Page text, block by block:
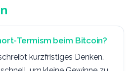
Termism beim Bitcoin?
kurzfristiges Denken.